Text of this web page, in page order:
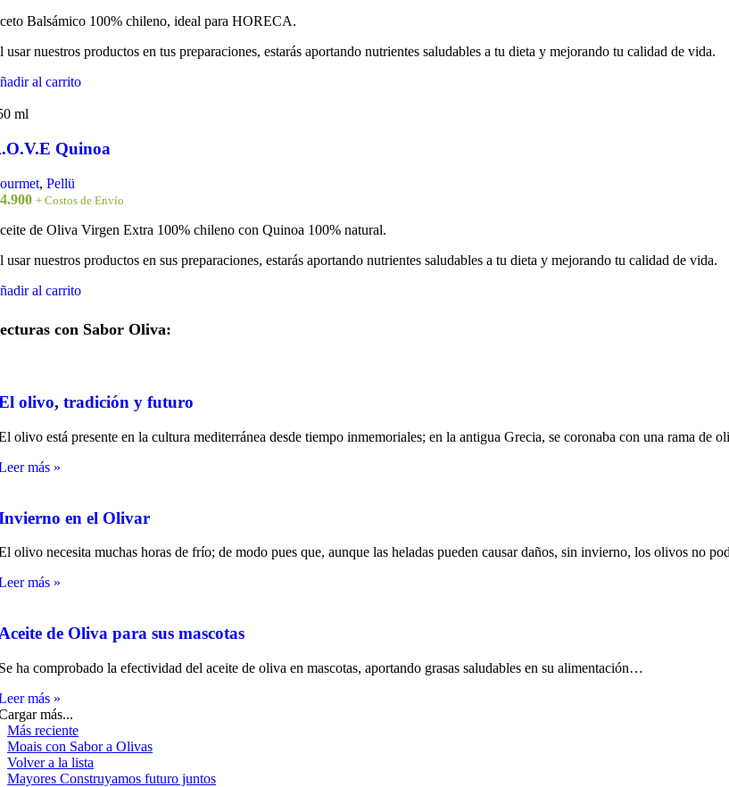
Balsámico 100% chileno, ideal para HORECA.
usar nuestros productos en tus preparaciones, estarás aportando nutrientes saludables a tu dieta y mejorando tu calidad de vida.
al carrito
ml
Quinoa
, Pellü
+ Costos de Envío
de Oliva Virgen Extra 100% chileno con Quinoa 100% natural.
usar nuestros productos en sus preparaciones, estarás aportando nutrientes saludables a tu dieta y mejorando tu calidad de vida.
al carrito
con Sabor Oliva:
olivo, tradición y futuro
olivo está presente en la cultura mediterránea desde tiempo inmemoriales; en la antigua Grecia, se coronaba con una rama de
más »
en el Olivar
olivo necesita muchas horas de frío; de modo pues que, aunque las heladas pueden causar daños, sin invierno, los olivos no
más »
de Oliva para sus mascotas
ha comprobado la efectividad del aceite de oliva en mascotas, aportando grasas saludables en su alimentación…
más »
más...
Más reciente
Moais con Sabor a Olivas
Volver a la lista
Mayores Construyamos futuro juntos